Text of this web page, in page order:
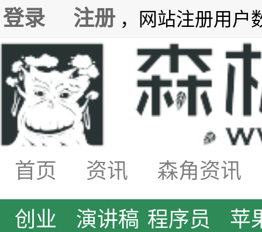
登录 注册 ，网站注册用户
首页 资讯 森角资讯
创业 演讲稿 程序员 苹